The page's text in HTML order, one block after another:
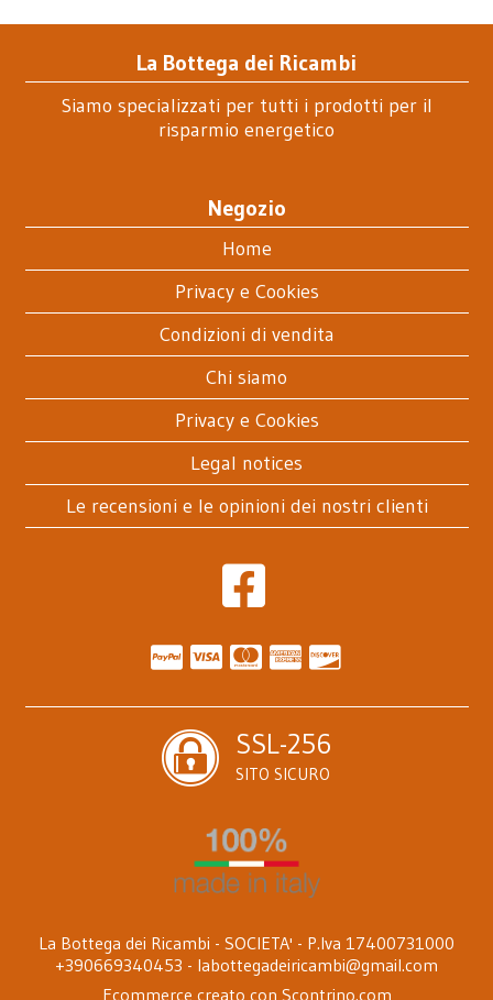
La Bottega dei Ricambi
Siamo specializzati per tutti i prodotti per il
risparmio energetico
Negozio
Home
Privacy e Cookies
Condizioni di vendita
Chi siamo
Privacy e Cookies
Legal notices
Le recensioni e le opinioni dei nostri clienti
SSL-256
SITO SICURO
La Bottega dei Ricambi - SOCIETA' - P.Iva 17400731000
+390669340453 - labottegadeiricambi@gmail.com
Ecommerce creato con Scontrino.com